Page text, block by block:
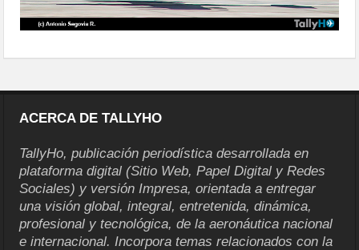
ACERCA DE TALLYHO
TallyHo, publicación periodística desarrollada en
plataforma digital (Sitio Web, Papel Digital y Redes
Sociales) y versión Impresa, orientada a entregar
una visión global, integral, entretenida, dinámica,
profesional y tecnológica, de la aeronáutica nacional
e internacional. Incorpora temas relacionados con la